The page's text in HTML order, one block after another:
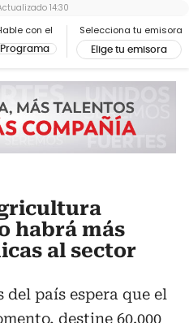
con el
Programa
Selecciona tu emisora
Elige tu emisora
14:30
habrá más
al sector
del país espera que el
destine 60.000